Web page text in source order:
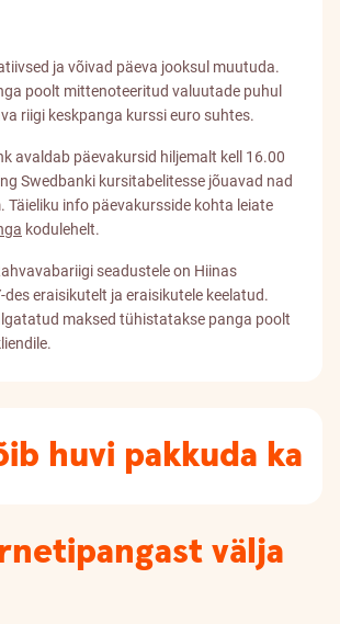
ja võivad päeva jooksul muutuda.
poolt mittenoteeritud valuutade puhul
riigi keskpanga kurssi euro suhtes.
avaldab päevakursid hiljemalt kell 16.00
Swedbanki kursitabelitesse jõuavad nad
Täieliku info päevakursside kohta leiate
kodulehelt.
seadustele on Hiinas
des eraisikutelt ja eraisikutele keelatud.
maksed tühistatakse panga poolt
huvi pakkuda ka
välja